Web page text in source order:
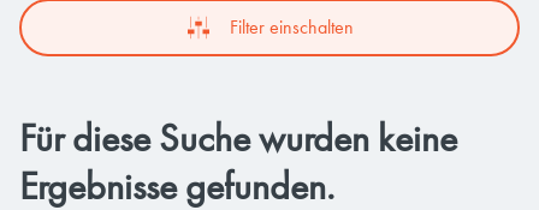
Filter einschalten
Für diese Suche wurden keine
Ergebnisse gefunden.